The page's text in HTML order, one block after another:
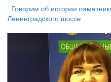
Говорим об истории
Ленинградского шоссе